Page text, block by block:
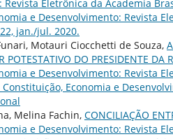
Revista Eletrônica da Academia
e Desenvolvimento: Revista
jan./jul. 2020.
Motauri Ciocchetti de Souza,
POTESTATIVO DO PRESIDENTE
e Desenvolvimento: Revista
Constituição, Economia e
Melina Fachin, CONCILIAÇÃO
e Desenvolvimento: Revista